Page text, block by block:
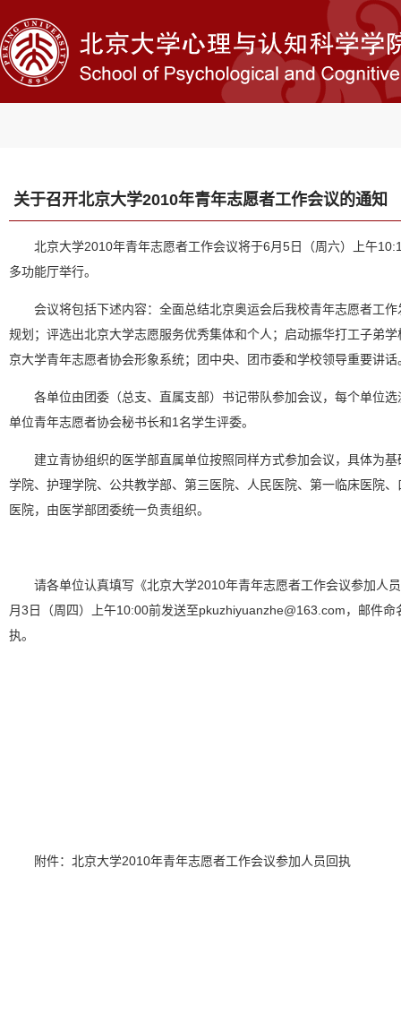
关于召开北京大学2010年青年志愿者工作会议的通知
北京大学2010年青年志愿者工作会议将于6月5日（周六）上午
多功能厅举行。
会议将包括下述内容：全面总结北京奥运会后我校青年志愿者工
规划；评选出北京大学志愿服务优秀集体和个人；启动振华打工子弟
京大学青年志愿者协会形象系统；团中央、团市委和学校领导重要讲话
各单位由团委（总支、直属支部）书记带队参加会议，每个单位选
单位青年志愿者协会秘书长和1 名学生评委。
建立青协组织的医学部直属单位按照同样方式参加会议，具体为
学院、护理学院、公共教学部、第三医院、人民医院、第一临床医院
医院，由医学部团委统一负责组织。
请各单位认真填写《北京大学2010年青年志愿者工作会议参加人
月3 日（周四）上午10:00前发送至pkuzhiyuanzhe@163.com，邮件命
执。
附件：北京大学2010年青年志愿者工作会议参加人员回执